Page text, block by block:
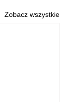
Zobacz wszystkie